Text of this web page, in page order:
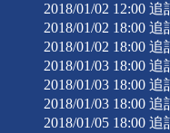
2018/01/02 12:00
2018/01/02 18:00
2018/01/02 18:00
2018/01/03 18:00
2018/01/03 18:00
2018/01/03 18:00
2018/01/05 18:00